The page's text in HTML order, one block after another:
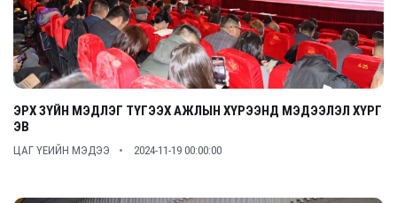
ЭРХ ЗҮЙН МЭДЛЭГ ТҮГЭЭХ АЖЛЫН ХҮРЭЭНД МЭДЭЭЛЭЛ ХҮРГ
ЭВ
ЦАГ ҮЕИЙН МЭДЭЭ 2024-11-19 00:00:00